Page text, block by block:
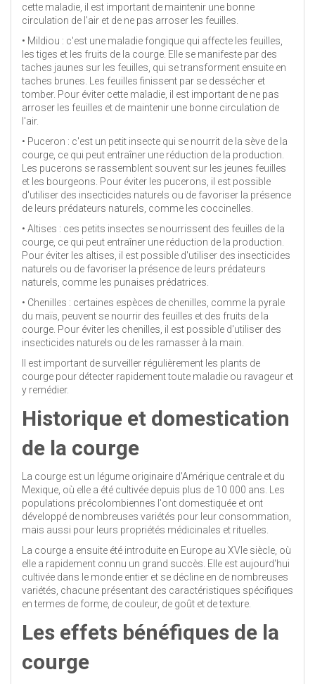
cette maladie, il est important de maintenir une bonne
circulation de l'air et de ne pas arroser les feuilles.
• Mildiou : c'est une maladie fongique qui affecte les feuilles,
les tiges et les fruits de la courge. Elle se manifeste par des
taches jaunes sur les feuilles, qui se transforment ensuite en
taches brunes. Les feuilles finissent par se dessécher et
tomber. Pour éviter cette maladie, il est important de ne pas
arroser les feuilles et de maintenir une bonne circulation de
l'air.
• Puceron : c'est un petit insecte qui se nourrit de la sève de la
courge, ce qui peut entraîner une réduction de la production.
Les pucerons se rassemblent souvent sur les jeunes feuilles
et les bourgeons. Pour éviter les pucerons, il est possible
d'utiliser des insecticides naturels ou de favoriser la présence
de leurs prédateurs naturels, comme les coccinelles.
• Altises : ces petits insectes se nourrissent des feuilles de la
courge, ce qui peut entraîner une réduction de la production.
Pour éviter les altises, il est possible d'utiliser des insecticides
naturels ou de favoriser la présence de leurs prédateurs
naturels, comme les punaises prédatrices.
• Chenilles : certaines espèces de chenilles, comme la pyrale
du maïs, peuvent se nourrir des feuilles et des fruits de la
courge. Pour éviter les chenilles, il est possible d'utiliser des
insecticides naturels ou de les ramasser à la main.
Il est important de surveiller régulièrement les plants de
courge pour détecter rapidement toute maladie ou ravageur et
y remédier.
Historique et domestication
de la courge
La courge est un légume originaire d'Amérique centrale et du
Mexique, où elle a été cultivée depuis plus de 10 000 ans. Les
populations précolombiennes l'ont domestiquée et ont
développé de nombreuses variétés pour leur consommation,
mais aussi pour leurs propriétés médicinales et rituelles.
La courge a ensuite été introduite en Europe au XVIe siècle, où
elle a rapidement connu un grand succès. Elle est aujourd'hui
cultivée dans le monde entier et se décline en de nombreuses
variétés, chacune présentant des caractéristiques spécifiques
en termes de forme, de couleur, de goût et de texture.
Les effets bénéfiques de la
courge